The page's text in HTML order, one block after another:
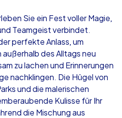
Krimi iPad
Sie ein Fest voller Magie,
Teamgeist verbindet.
perfekte Anlass, um
des Alltags neu
zu lachen und Erinnerungen
nachklingen. Die Hügel von
und die malerischen
Kulisse für Ihr
die Mischung aus